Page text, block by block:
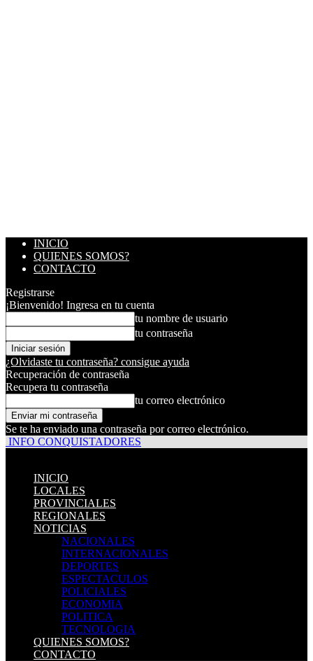
INICIO
QUIENES SOMOS?
CONTACTO
Registrarse
¡Bienvenido! Ingresa en tu cuenta
tu nombre de usuario
tu contraseña
¿Olvidaste tu contraseña? consigue ayuda
Recuperación de contraseña
Recupera tu contraseña
tu correo electrónico
Se te ha enviado una contraseña por correo electrónico.
INFO CONQUISTADORES
INICIO
LOCALES
PROVINCIALES
REGIONALES
NOTICIAS
NACIONALES
INTERNACIONALES
DEPORTES
ESPECTACULOS
POLICIALES
ECONOMIA
POLITICA
TECNOLOGIA
QUIENES SOMOS?
CONTACTO